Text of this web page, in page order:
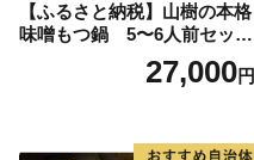
【ふるさと納税】山樹の本格
味噌もつ鍋 5〜6人前セット
山樹 国産 牛もつ ホルモン モ
ツ オンライン飲み会 ホーム
間
27,000円